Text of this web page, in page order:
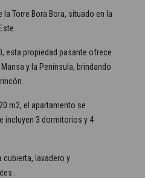
Torre Bora Bora, situado en la
esta propiedad pasante ofrece
y la Península, brindando
m2, el apartamento se
incluyen 3 dormitorios y 4
cubierta, lavadero y
.